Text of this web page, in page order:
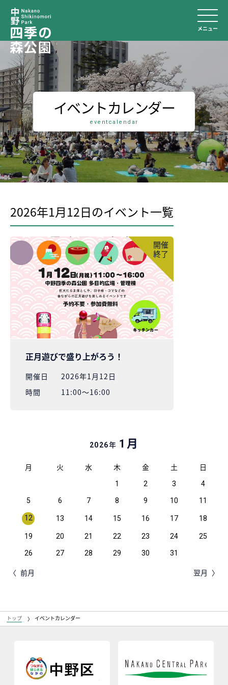
メニュー
イベントカレンダー
eventcalendar
2026年1月12日のイベント⼀覧
開催
終了
正月遊びで盛り上がろう！
開催⽇
2026年1月12日
時間
11:00～16:00
2026年 1 月
月 火 水 木 金 土 日
1 2 3 4
5 6 7 8 9 10 11
12 13 14 15 16 17 18
19 20 21 22 23 24 25
26 27 28 29 30 31
前月 翌月
トップ イベントカレンダー